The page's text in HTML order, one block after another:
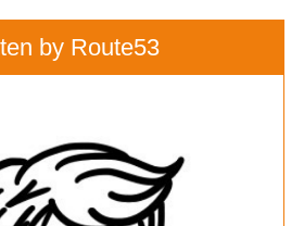
by Route53